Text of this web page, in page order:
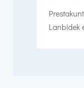
Lanbidek